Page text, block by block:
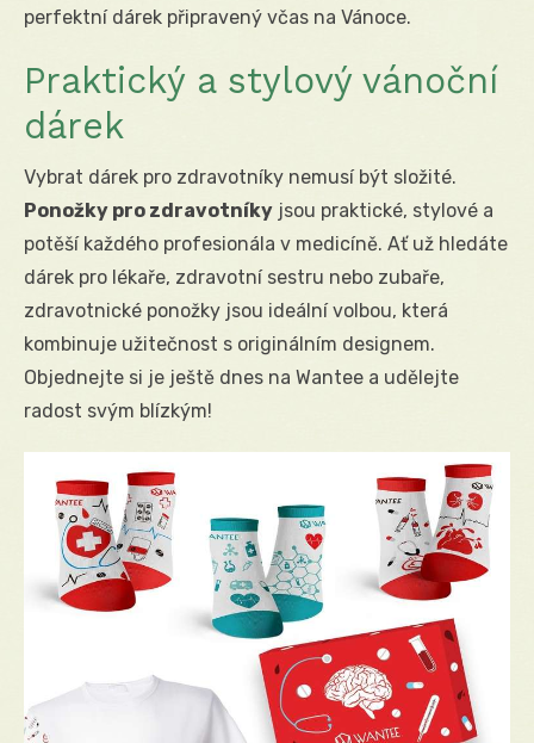
perfektní dárek připravený včas na Vánoce.
Praktický a stylový vánoční
dárek
Vybrat dárek pro zdravotníky nemusí být složité.
Ponožky pro zdravotníky jsou praktické, stylové a
potěší každého profesionála v medicíně. Ať už hledáte
dárek pro lékaře, zdravotní sestru nebo zubaře,
zdravotnické ponožky jsou ideální volbou, která
kombinuje užitečnost s originálním designem.
Objednejte si je ještě dnes na Wantee a udělejte
radost svým blízkým!